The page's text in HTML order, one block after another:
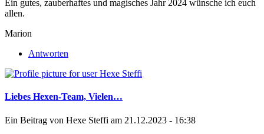
Ein gutes, zauberhaftes und magisches Jahr 2024 wünsche ich euch
allen.
Marion
Antworten
Liebes Hexen-Team, Vielen…
Ein Beitrag von Hexe Steffi am 21.12.2023 - 16:38